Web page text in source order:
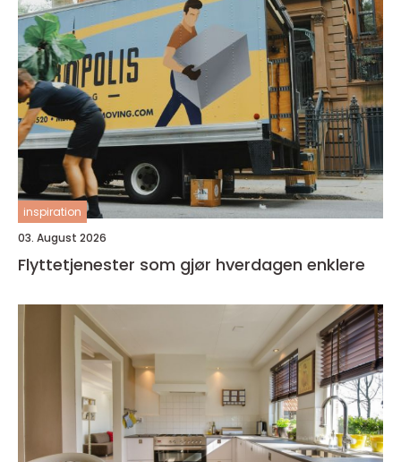
inspiration
03. August 2026
Flyttetjenester som gjør hverdagen enklere